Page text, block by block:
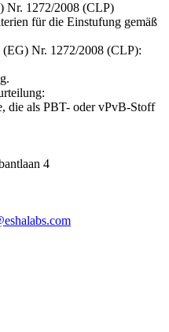
Nr. 1272/2008 (CLP)
für die Einstufung gemäß
(EG) Nr. 1272/2008 (CLP):
die als PBT- oder vPvB-Stoff
4